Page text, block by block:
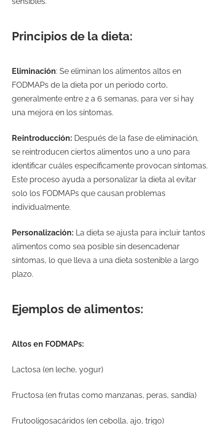
Principios de la dieta:
Eliminación: Se eliminan los alimentos altos en
FODMAPs de la dieta por un periodo corto,
generalmente entre 2 a 6 semanas, para ver si hay
una mejora en los síntomas.
Reintroducción: Después de la fase de eliminación,
se reintroducen ciertos alimentos uno a uno para
identificar cuáles específicamente provocan síntomas.
Este proceso ayuda a personalizar la dieta al evitar
solo los FODMAPs que causan problemas
individualmente.
Personalización: La dieta se ajusta para incluir tantos
alimentos como sea posible sin desencadenar
síntomas, lo que lleva a una dieta sostenible a largo
plazo.
Ejemplos de alimentos:
Altos en FODMAPs:
Lactosa (en leche, yogur)
Fructosa (en frutas como manzanas, peras, sandía)
Frutooligosacáridos (en cebolla, ajo, trigo)